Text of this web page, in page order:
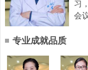
习
会
专业成就品质